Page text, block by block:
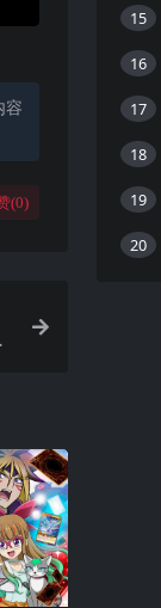
容
(0)
15
16
17
18
19
20